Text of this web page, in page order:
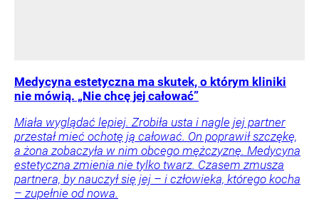
Medycyna estetyczna ma skutek, o którym kliniki
nie mówią. „Nie chcę jej całować”
Miała wyglądać lepiej. Zrobiła usta i nagle jej partner
przestał mieć ochotę ją całować. On poprawił szczękę,
a żona zobaczyła w nim obcego mężczyznę. Medycyna
estetyczna zmienia nie tylko twarz. Czasem zmusza
partnera, by nauczył się jej – i człowieka, którego kocha
– zupełnie od nowa.